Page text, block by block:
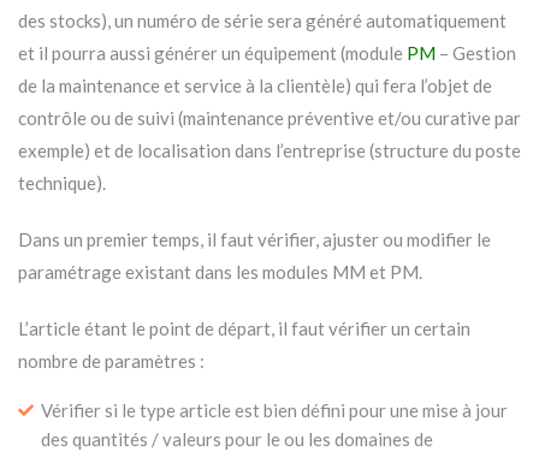
des stocks), un numéro de série sera généré automatiquement
et il pourra aussi générer un équipement (module PM – Gestion
de la maintenance et service à la clientèle) qui fera l’objet de
contrôle ou de suivi (maintenance préventive et/ou curative par
exemple) et de localisation dans l’entreprise (structure du poste
technique).
Dans un premier temps, il faut vérifier, ajuster ou modifier le
paramétrage existant dans les modules MM et PM.
L’article étant le point de départ, il faut vérifier un certain
nombre de paramètres :
Vérifier si le type article est bien défini pour une mise à jour
des quantités / valeurs pour le ou les domaines de